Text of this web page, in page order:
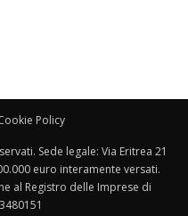
Policy
Sede legale: Via Eritrea 21
euro interamente versati.
al Registro delle Imprese di